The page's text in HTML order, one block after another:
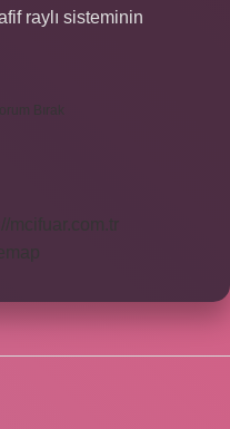
raylı sisteminin
Yorum Bırak
mcifuar.com.tr